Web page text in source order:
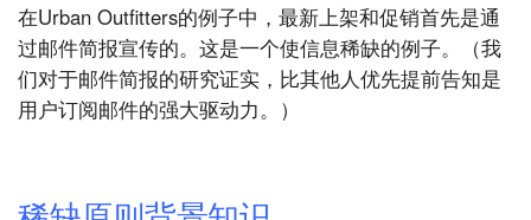
在Urban Outfitters的例子中，最新上架和促销首先是通
过邮件简报宣传的。这是一个使信息稀缺的例子。（我
们对于邮件简报的研究证实，比其他人优先提前告知是
用户订阅邮件的强大驱动力。）